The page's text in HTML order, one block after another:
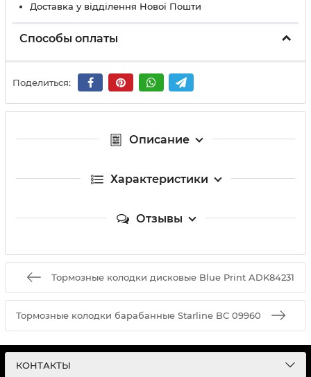
Доставка у відділення Нової Пошти
Способы оплаты
Поделиться:
Описание
Характеристики
Отзывы
Тормозные колодки дисковые Blue Print ADK84231
Тормозные колодки барабанные Starline BC 09960
КОНТАКТЫ